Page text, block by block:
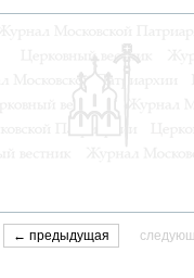
← предыдущая